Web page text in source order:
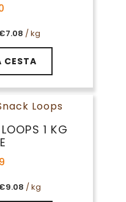
7.08 / kg
CESTA
1 KG
9.08 / kg